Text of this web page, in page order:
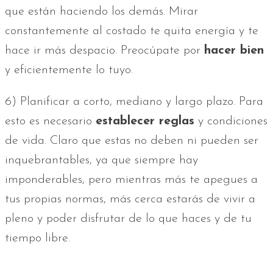
que están haciendo los demás. Mirar
constantemente al costado te quita energía y te
hace ir más despacio. Preocúpate por hacer bien
y eficientemente lo tuyo.
6) Planificar a corto, mediano y largo plazo. Para
esto es necesario establecer reglas y condiciones
de vida. Claro que estas no deben ni pueden ser
inquebrantables, ya que siempre hay
imponderables, pero mientras más te apegues a
tus propias normas, más cerca estarás de vivir a
pleno y poder disfrutar de lo que haces y de tu
tiempo libre.